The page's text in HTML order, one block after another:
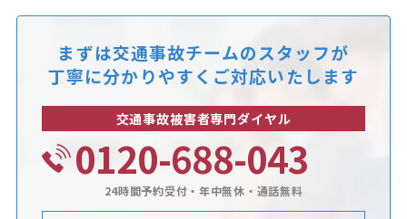
まずは交通事故チームのスタッフが
丁寧に分かりやすくご対応いたします
交通事故被害者専門ダイヤル
0120-688-043
24時間予約受付・年中無休・通話無料